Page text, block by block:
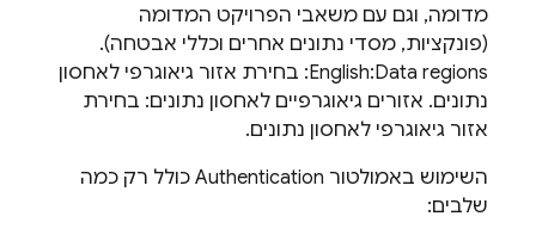
מדומה, וגם עם משאבי הפרויקט המדומה
(פונקציות, מסדי נתונים אחרים וכללי אבטחה).
English:Data regions: בחירת אזור גיאוגרפי לאחסון
נתונים. אזורים גיאוגרפיים לאחסון נתונים: בחירת
אזור גיאוגרפי לאחסון נתונים.
השימוש באמולטור Authentication כולל רק כמה
שלבים: